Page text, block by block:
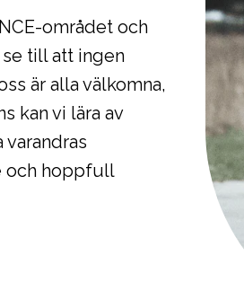
området och
till att ingen
är alla välkomna,
kan vi lära av
och hoppfull